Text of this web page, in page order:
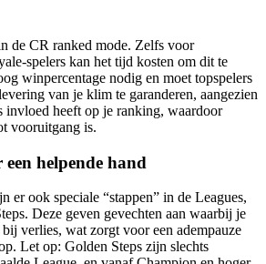
de CR ranked mode. Zelfs voor
spelers kan het tijd kosten om dit te
winpercentage nodig en moet topspelers
van je klim te garanderen, aangezien
invloed heeft op je ranking, waardoor
vooruitgang is.
helpende hand
er ook speciale “stappen” in de Leagues,
Deze geven gevechten aan waarbij je
verlies, wat zorgt voor een adempauze
Let op: Golden Steps zijn slechts